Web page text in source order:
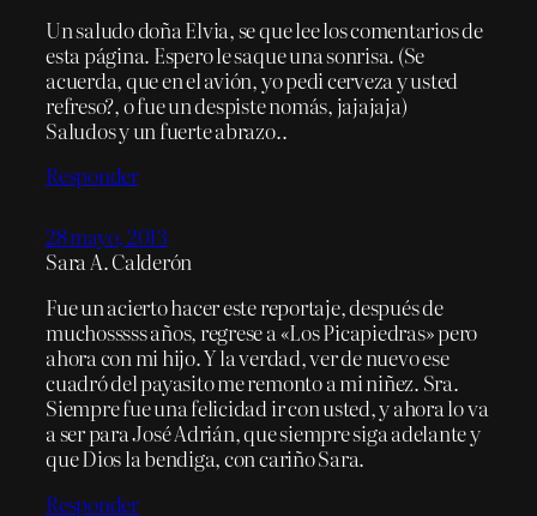
Un saludo doña Elvia, se que lee los comentarios de
esta página. Espero le saque una sonrisa. (Se
acuerda, que en el avión, yo pedi cerveza y usted
refreso?, o fue un despiste nomás, jajajaja)
Saludos y un fuerte abrazo..
Responder
28 mayo, 2013
Sara A. Calderón
Fue un acierto hacer este reportaje, después de
muchosssss años, regrese a «Los Picapiedras» pero
ahora con mi hijo. Y la verdad, ver de nuevo ese
cuadró del payasito me remonto a mi niñez. Sra.
Siempre fue una felicidad ir con usted, y ahora lo va
a ser para José Adrián, que siempre siga adelante y
que Dios la bendiga, con cariño Sara.
Responder